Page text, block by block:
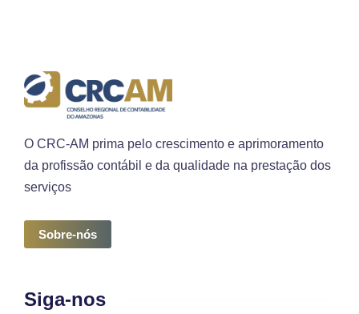
O CRC-AM prima pelo crescimento e aprimoramento
da profissão contábil e da qualidade na prestação dos
serviços
Sobre-nós
Siga-nos